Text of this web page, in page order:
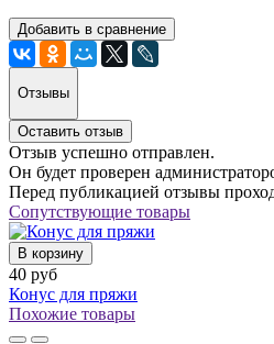
Добавить в сравнение
Отзывы
Оставить отзыв
Отзыв успешно отправлен.
Он будет проверен
Перед публикацией отзывы
Сопутствующие товары
В корзину
40 руб
Конус для пряжи
Похожие товары